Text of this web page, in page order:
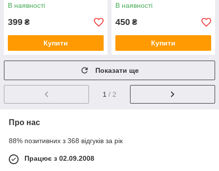
В наявності
399 ₴
Купити
В наявності
450 ₴
Купити
Показати ще
1 / 2
Про нас
88% позитивних з 368 відгуків за рік
Працює з 02.09.2008